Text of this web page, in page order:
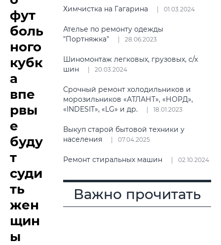
фут
боль
ного
кубк
а
впе
рвы
е
буду
т
суди
ть
жен
щин
ы
Химчистка на Гагарина 01.03.2024
Ателье по ремонту одежды
"Портняжка"
28.06.2023
Шиномонтаж легковых, грузовых, с/х
шин
20.03.2024
Срочный ремонт холодильников и
морозильников «АТЛАНТ», «НОРД»,
«INDESIT», «LG» и др.
18.01.2023
Выкуп старой бытовой техники у
населения
07.04.2025
Ремонт стиральных машин 02.10.2024
Важно прочитать